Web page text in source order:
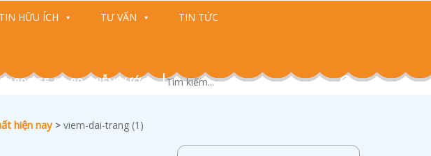
HỮU ÍCH TƯ VẤN TIN TỨC
1800-55-88-89 (MIỄN CƯỚC)
hiện nay> viem-dai-trang (1)